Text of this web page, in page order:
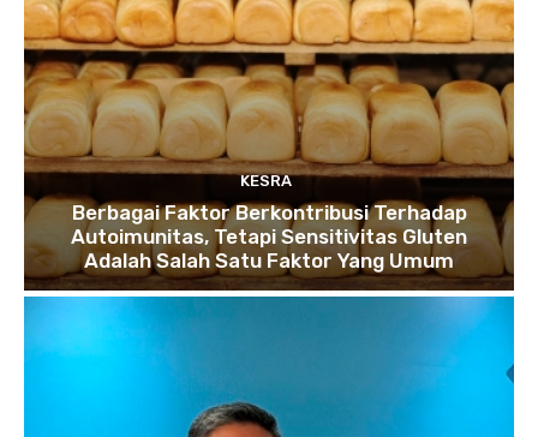
KESRA
Berbagai Faktor Berkontribusi Terhadap
Autoimunitas, Tetapi Sensitivitas Gluten
Adalah Salah Satu Faktor Yang Umum